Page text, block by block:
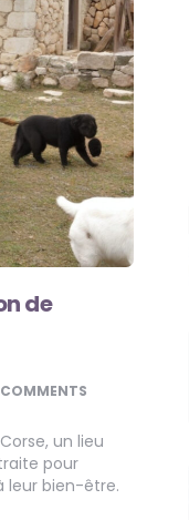
de
un lieu
pour
leur bien-être.